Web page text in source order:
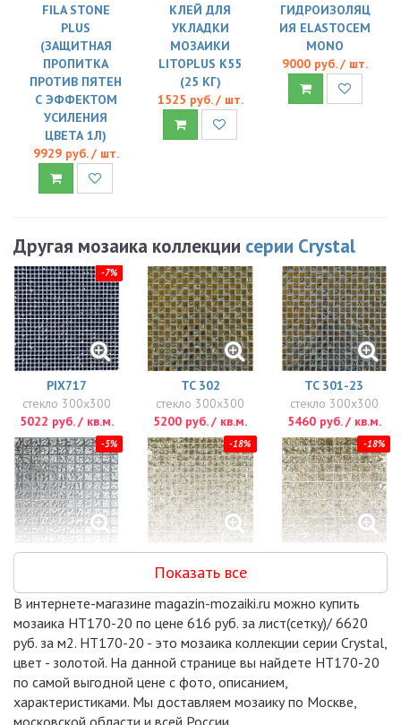
FILA STONE
PLUS
(ЗАЩИТНАЯ
ПРОПИТКА
ПРОТИВ ПЯТЕН
С ЭФФЕКТОМ
УСИЛЕНИЯ
ЦВЕТА 1Л)
9929 руб. / шт.
КЛЕЙ ДЛЯ
УКЛАДКИ
МОЗАИКИ
LITOPLUS K55
(25 КГ)
1525 руб. / шт.
ГИДРОИЗОЛЯЦ
ИЯ ELASTOCEM
MONO
9000 руб. / шт.
Другая мозаика коллекции серии Crystal
-7%
PIX717
стекло 300x300
5022 руб. / кв.м.
TC 302
стекло 300x300
5200 руб. / кв.м.
TC 301-23
стекло 300x300
5460 руб. / кв.м.
-5%
PIX713
5558 руб. / кв.м.
-18%
HT170-15
стекло 300x300
6375 руб. / кв.м.
-18%
HT170-23
6375 руб. / кв.м.
Показать все
В интернете-магазине magazin-mozaiki.ru можно купить
мозаика HT170-20 по цене 616 руб. за лист(сетку)/ 6620
руб. за м2. HT170-20 - это мозаика коллекции серии Crystal,
цвет - золотой. На данной странице вы найдете HT170-20
по самой выгодной цене с фото, описанием,
характеристиками. Мы доставляем мозаику по Москве,
московской области и всей России.